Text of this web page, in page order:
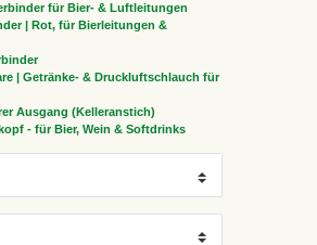
für Bier- & Luftleitungen
| Rot, für Bierleitungen &
| Getränke- & Druckluftschlauch für
Ausgang (Kelleranstich)
- für Bier, Wein & Softdrinks